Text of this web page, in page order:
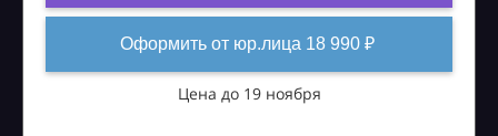
Оформить от юр.лица 18 990 ₽
Цена до 19 ноября